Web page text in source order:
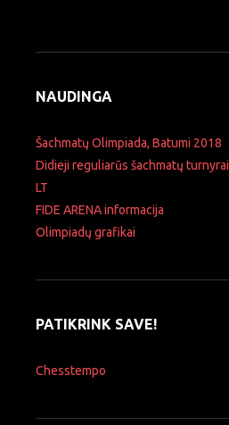
NAUDINGA
Šachmatų Olimpiada, Batumi 2018
Didieji reguliarūs šachmatų turnyrai
LT
FIDE ARENA informacija
Olimpiadų grafikai
PATIKRINK SAVE!
Chesstempo